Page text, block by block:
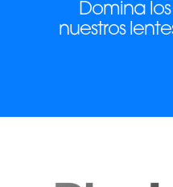
Domina
nuestros